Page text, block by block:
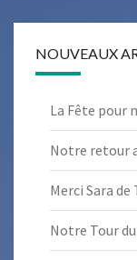
NOUVEAUX
La Fête pour
Notre retour
Merci Sara
Notre Tour